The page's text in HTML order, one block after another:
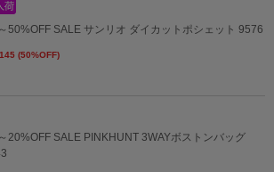
50%OFF SALE サンリオ ダイカットポシェット 9576
(50%OFF)
20%OFF SALE PINKHUNT 3WAYボストンバッグ